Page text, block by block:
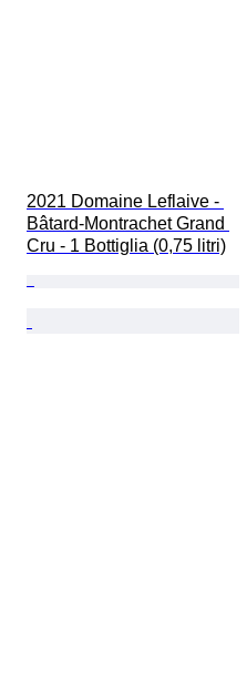
2021 Domaine Leflaive -
Bâtard-Montrachet Grand
Cru - 1 Bottiglia (0,75 litri)